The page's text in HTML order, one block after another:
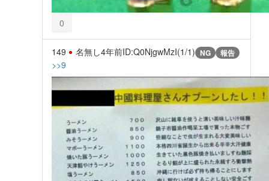
0
149 名無し4年前ID:Q0NjgwMzI(1/1) NG 報告
>>9